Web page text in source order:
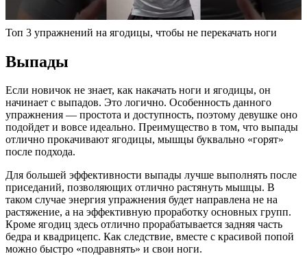
Топ 3 упражнений на ягодицы, чтобы не перекачать ноги
Выпады
Если новичок не знает, как накачать ноги и ягодицы, он
начинает с выпадов. Это логично. Особенность данного
упражнения — простота и доступность, поэтому девушке оно
подойдет и вовсе идеально. Преимущество в том, что выпады
отлично прокачивают ягодицы, мышцы буквально «горят»
после подхода.
Для большей эффективности выпады лучше выполнять после
приседаний, позволяющих отлично растянуть мышцы. В
таком случае энергия упражнения будет направлена не на
растяжение, а на эффективную проработку основных групп.
Кроме ягодиц здесь отлично прорабатывается задняя часть
бедра и квадрицепс. Как следствие, вместе с красивой попой
можно быстро «подравнять» и свои ноги.